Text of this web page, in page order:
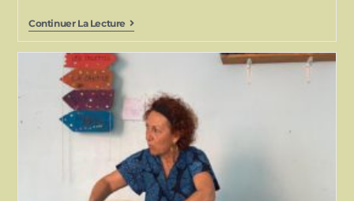
Continuer La Lecture